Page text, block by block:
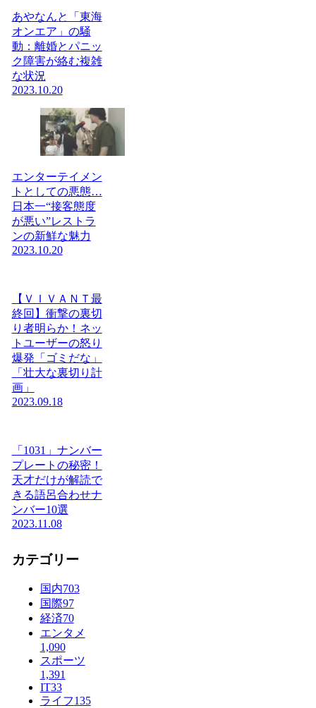
あやなんと「東海
オンエア」の騒
動：離婚とパニッ
ク障害が絡む複雑
な状況
2023.10.20
エンターテイメン
トとしての悪態…
日本一“接客態度
が悪い”レストラ
ンの新鮮な魅力
2023.10.20
【ＶＩＶＡＮＴ最
終回】衝撃の裏切
り者明らか！ネッ
トユーザーの怒り
爆発「ゴミだな」
「壮大な裏切り計
画」
2023.09.18
「1031」ナンバー
プレートの秘密！
天才だけが解読で
きる語呂合わせナ
ンバー10選
2023.11.08
カテゴリー
国内703
国際97
経済70
エンタメ
1,090
スポーツ
1,391
IT33
ライフ135